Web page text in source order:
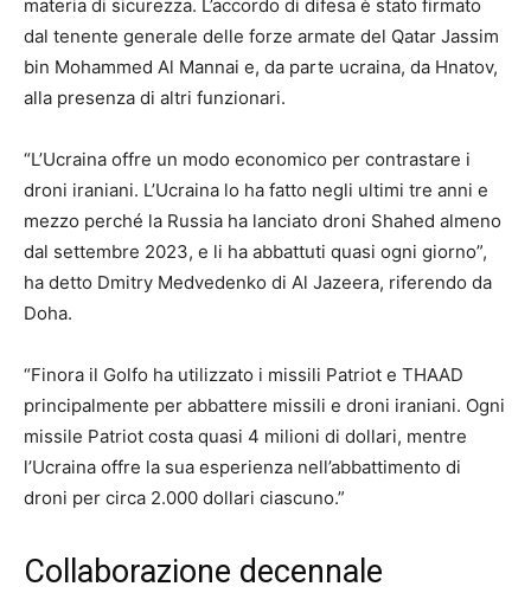
materia di sicurezza. L’accordo di difesa è stato firmato
dal tenente generale delle forze armate del Qatar Jassim
bin Mohammed Al Mannai e, da parte ucraina, da Hnatov,
alla presenza di altri funzionari.
“L’Ucraina offre un modo economico per contrastare i
droni iraniani. L’Ucraina lo ha fatto negli ultimi tre anni e
mezzo perché la Russia ha lanciato droni Shahed almeno
dal settembre 2023, e li ha abbattuti quasi ogni giorno”,
ha detto Dmitry Medvedenko di Al Jazeera, riferendo da
Doha.
“Finora il Golfo ha utilizzato i missili Patriot e THAAD
principalmente per abbattere missili e droni iraniani. Ogni
missile Patriot costa quasi 4 milioni di dollari, mentre
l’Ucraina offre la sua esperienza nell’abbattimento di
droni per circa 2.000 dollari ciascuno.”
Collaborazione decennale